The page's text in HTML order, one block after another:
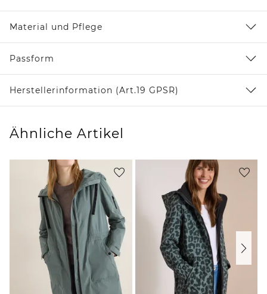
Material und Pflege
Passform
Herstellerinformation (Art.19 GPSR)
Ähnliche Artikel